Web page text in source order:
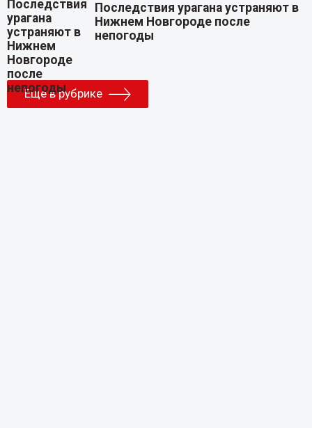
Последствия урагана устраняют в
Нижнем Новгороде после
непогоды
Еще в рубрике